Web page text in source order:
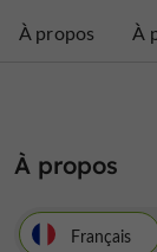
À propos À
À propos
Français